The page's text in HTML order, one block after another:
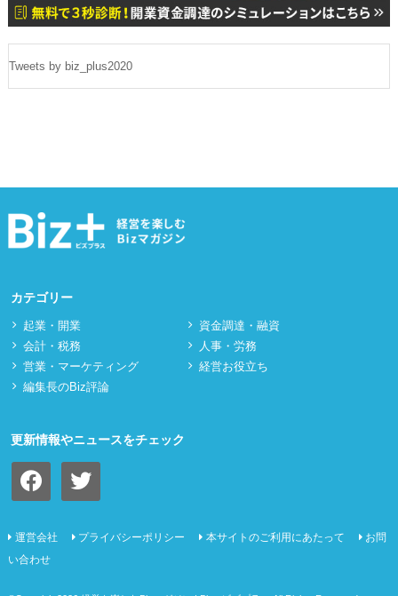
Tweets by biz_plus2020
カテゴリー
起業・開業
資⾦調達・融資
会計・税務
⼈事・労務
営業・マーケティング
経営お役立ち
編集長のBiz評論
更新情報やニュースをチェック
facebook twitter
運営会社 プライバシーポリシー 本サイトのご利用にあたって
お問
い合わせ